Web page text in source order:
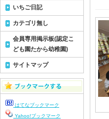
いちご日記
カテゴリ無し
会員専用掲示板(認定こ
ども園たから幼稚園)
サイトマップ
はてなブックマーク
Yahoo!ブックマーク